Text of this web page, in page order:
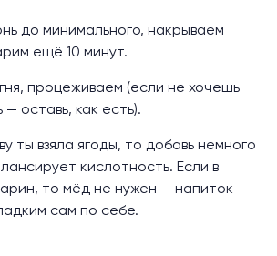
до минимального, накрываем
ещё 10 минут.
процеживаем (если не хочешь
оставь, как есть).
ты взяла ягоды, то добавь немного
кислотность. Если в
то мёд не нужен — напиток
сам по себе.